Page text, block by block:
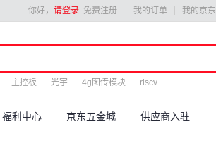
你好， 请登录 免费注册 我的订单 我的京东
主控板 光宇 4g图传模块 riscv
福利中心 京东五金城 供应商入驻